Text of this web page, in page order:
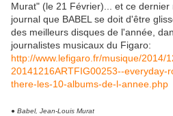
Murat" (le 21 Février)... et ce
journal que BABEL se doit d'être
des meilleurs disques de l'année,
journalistes musicaux du Figaro:
http://www.lefigaro.fr/musique/2014/
20141216ARTFIG00253--everyday-
there-les-10-albums-de-l-annee.php
● Babel, Jean-Louis Murat